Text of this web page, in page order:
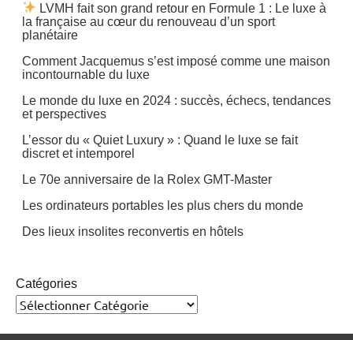
LVMH fait son grand retour en Formule 1 : Le luxe à
la française au cœur du renouveau d’un sport
planétaire
Comment Jacquemus s’est imposé comme une maison
incontournable du luxe
Le monde du luxe en 2024 : succès, échecs, tendances
et perspectives
L’essor du « Quiet Luxury » : Quand le luxe se fait
discret et intemporel
Le 70e anniversaire de la Rolex GMT-Master
Les ordinateurs portables les plus chers du monde
Des lieux insolites reconvertis en hôtels
Catégories